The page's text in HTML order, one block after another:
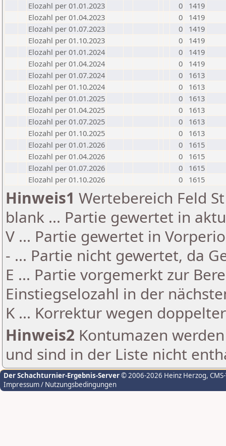
Elozahl per 01.01.2023
0
1419
Elozahl per 01.04.2023
0
1419
Elozahl per 01.07.2023
0
1419
Elozahl per 01.10.2023
0
1419
Elozahl per 01.01.2024
0
1419
Elozahl per 01.04.2024
0
1419
Elozahl per 01.07.2024
0
1613
Elozahl per 01.10.2024
0
1613
Elozahl per 01.01.2025
0
1613
Elozahl per 01.04.2025
0
1613
Elozahl per 01.07.2025
0
1613
Elozahl per 01.10.2025
0
1613
Elozahl per 01.01.2026
0
1615
Elozahl per 01.04.2026
0
1615
Elozahl per 01.07.2026
0
1615
Elozahl per 01.10.2026
0 1615
Hinweis1 Wertebereich Feld
blank ... Partie gewertet in
V ... Partie gewertet in
- ... Partie nicht gewertet, da
E ... Partie vorgemerkt zur
Einstiegselozahl in der
K ... Korrektur wegen
Hinweis2 Kontumazen
und sind in der Liste nicht
Der Schachturnier-Ergebnis-Server© 2006-2026 Heinz Herzog,
Impressum / Nutzungsbedingungen